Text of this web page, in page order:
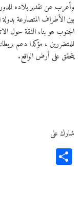
وأعرب عن تقدير بلاده للدور
بين الأطراف المتصارعة
الجنوب هو بناء الثقة حول
للمتضررين ، مؤكدا دعم
يتحقق على أرض الواقع.
شارك على